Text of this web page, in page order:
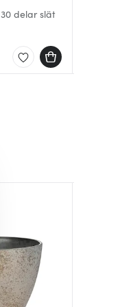
delar slät